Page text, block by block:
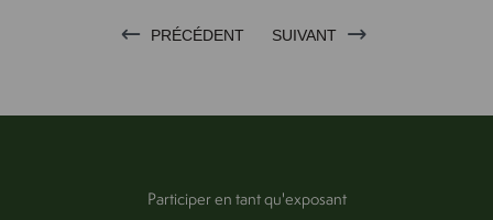
PRÉCÉDENT SUIVANT
Participer en tant qu'exposant